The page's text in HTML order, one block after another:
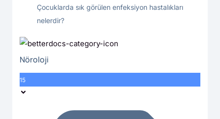
Çocuklarda sık görülen enfeksiyon hastalıkları
nelerdir?
Nöroloji
15